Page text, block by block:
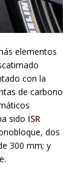
elementos
con la
de carbono
sido ISR
dos
300 mm; y